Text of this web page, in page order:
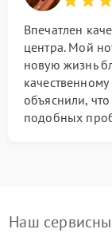
Впечатлен
центра. Мой
новую жизнь
объяснили,
подобных
Наш